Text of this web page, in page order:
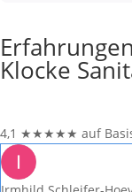
Klocke
4,1 ★★★★★ auf